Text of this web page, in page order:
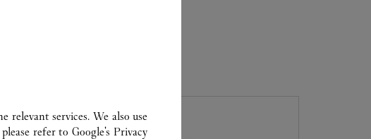
relevant services. We also use
please refer toGoogle's Privacy